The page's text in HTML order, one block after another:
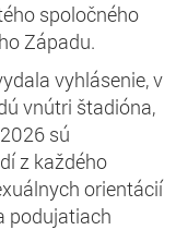
spoločného
Západu.
vyhlásenie, v
vnútri štadióna,
sú
z každého
orientácií
podujatiach